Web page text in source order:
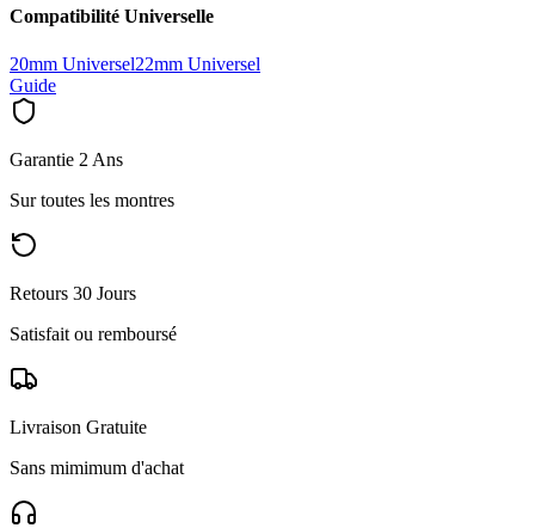
Compatibilité Universelle
20mm Universel22mm Universel
Guide
Garantie 2 Ans
Sur toutes les montres
Retours 30 Jours
Satisfait ou remboursé
Livraison Gratuite
Sans mimimum d'achat